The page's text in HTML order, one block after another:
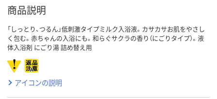
商品説明
「しっとり、つるん」低刺激タイプミルク入浴液。カサカサお肌をやさし
く包む。赤ちゃんの入浴にも。和らぐサクラの香り（にごりタイプ）。液
体入浴剤 にごり湯 詰め替え用
アイコンの説明